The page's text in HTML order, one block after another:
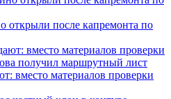
открыли после капремонта по
вместо материалов проверки